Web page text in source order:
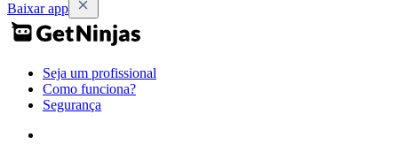
Baixar app
Seja um profissional
Como funciona?
Segurança